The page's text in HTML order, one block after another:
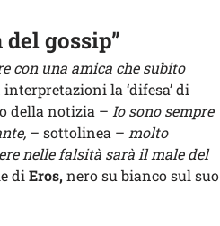
gossip”
con una amica che subito
la ‘difesa’ di
della notizia – Io sono sempre
– sottolinea – molto
nelle falsità sarà il male del
di Eros,nero su bianco sul suo